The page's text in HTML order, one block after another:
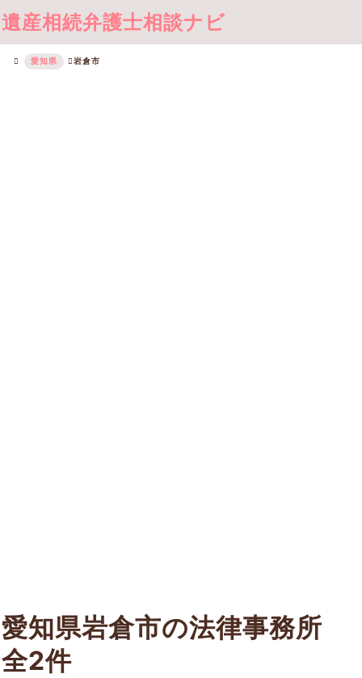
遺産相続弁護士相談ナビ
愛知県 岩倉市
愛知県岩倉市の法律事務所
全2件